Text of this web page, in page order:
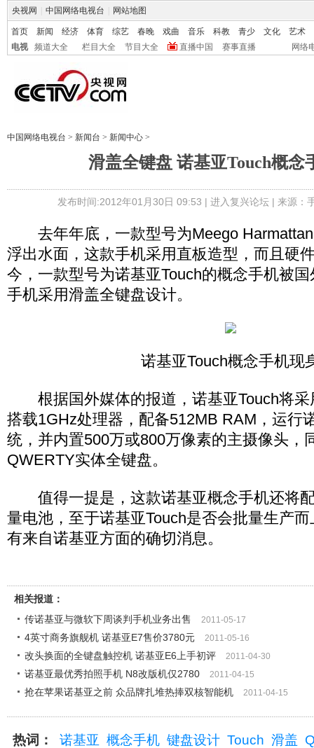
央视网 中国网络电视台 网站地图
首页 新闻 经济 体育 综艺 春晚 戏曲 音乐 科教 青少 文化
艺术
电视
频道大全 栏目大全 节目大全 直播中国 赛事直播 网络
中国网络电视台 > 新闻台 > 新闻中心 >
滑盖全键盘 诺基亚Touch概念
发布时间:2012年01月30日 09:53 | 进入复兴论坛| 来源：
去年年底，一款型号为Meego Harmattan
浮出水面，这款手机采用直板造型，而且硬
今，一款型号为诺基亚Touch的概念手机被
手机采用滑盖全键盘设计。
诺基亚Touch概念手机现
根据国外媒体的报道，诺基亚Touch将采
搭载1GHz处理器，配备512MB RAM，运行
统，并内置500万或800万像素的主摄像头，
QWERTY实体全键盘。
值得一提是，这款诺基亚概念手机还将
量电池，至于诺基亚Touch是否会批量生产
有来自诺基亚方面的确切消息。
相关报道：
传诺基亚与微软下周谈判手机业务出售
2011-05-17
4英寸商务旗舰机 诺基亚E7售价3780元 2011-05-16
改头换面的全键盘触控机 诺基亚E6上手初评 2011-04-30
诺基亚最优秀拍照手机 N8改版机仅2780 2011-04-15
抢在苹果诺基亚之前 众品牌扎堆热捧双核智能机 2011-04-15
热词： 诺基亚 概念手机 键盘设计 Touch 滑盖